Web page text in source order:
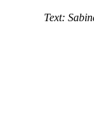
Text: